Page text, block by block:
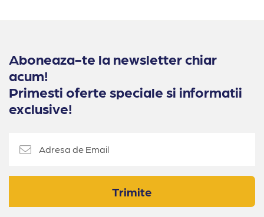
Aboneaza-te la newsletter chiar
acum!
Primesti oferte speciale si informatii
exclusive!
Trimite